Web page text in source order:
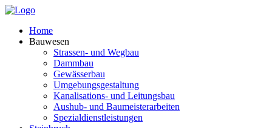
Home
Bauwesen
Strassen- und Wegbau
Dammbau
Gewässerbau
Umgebungsgestaltung
Kanalisations- und Leitungsbau
Aushub- und Baumeisterarbeiten
Spezialdienstleistungen